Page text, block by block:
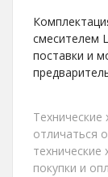
смесителем
поставки и
Технические
отличаться
покупки и